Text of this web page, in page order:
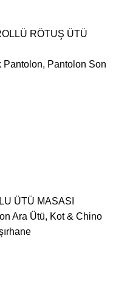
RÖTUŞ ÜTÜ
Pantolon, Pantolon Son
ÜTÜ MASASI
Ara Ütü, Kot & Chino